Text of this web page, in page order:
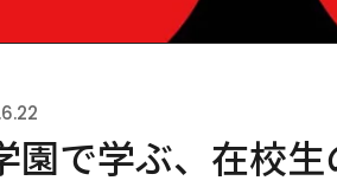
園で学ぶ、在校生